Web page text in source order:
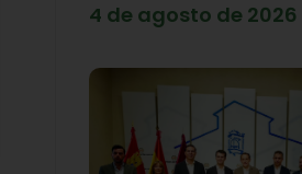
4 de agosto de 2026